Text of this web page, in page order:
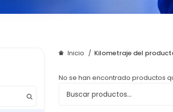
Inicio Kilometraje del
No se han encontrado productos